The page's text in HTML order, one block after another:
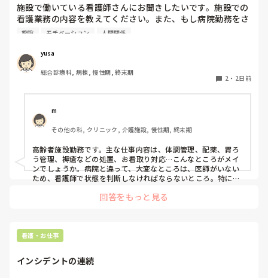
施設で働いている看護師さんにお聞きしたいです。施設での
看護業務の内容を教えてください。また、もし病院勤務をさ
れたことがあるなら、病院と比べて、大変なこと、逆に楽し
施設にいってから、こんないい事があった、逆にここは大変
と思う事があったら、知りたいです。
施設 モチベーション 人間関係
yusa
総合診療科, 病棟, 慢性期, 終末期
2 ・ 2日前
m
その他の科, クリニック, 介護施設, 慢性期, 終末期
高齢者施設勤務です。主な仕事内容は、体調管理、配薬、胃ろ
う管理、褥瘡などの処置、お看取り対応…こんなところがメイ
ンでしょうか。病院と違って、大変なところは、医師がいない
ため、看護師で状態を判断しなければならないところ。特にモ
五感で観察し、感じたことで判断しなければならない。認知症
ことですかね。あとは、介護と分業なので、トランスがない、
私はもう歳なので、助かっています。
回答をもっと見る
看護・お仕事
インシデントの連続